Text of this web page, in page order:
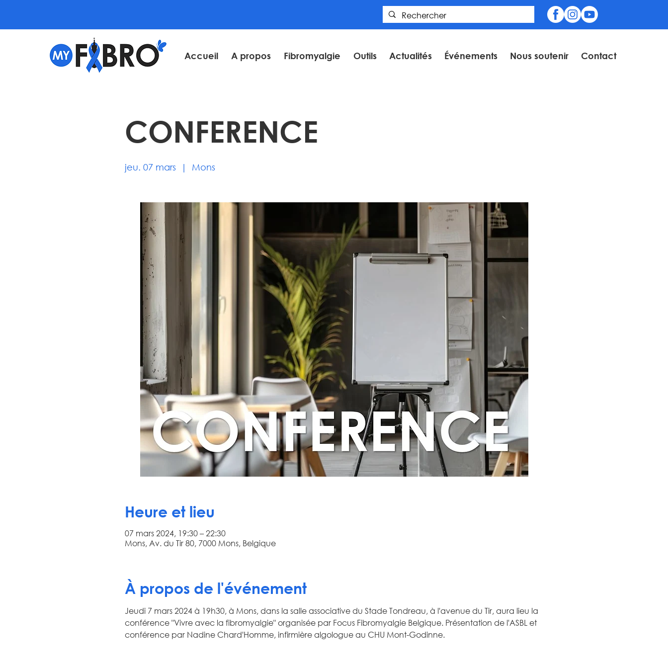
Accueil A propos Fibromyalgie Outils Actualités Événements Nous soutenir Contact
CONFERENCE
jeu. 07 mars
  |
Mons
Heure et lieu
07 mars 2024, 19:30 – 22:30
Mons, Av. du Tir 80, 7000 Mons, Belgique
À propos de l'événement
Jeudi 7 mars 2024 à 19h30, à Mons, dans la salle associative du Stade Tondreau, à l'avenue du Tir, aura lieu la
conférence "Vivre avec la fibromyalgie" organisée par Focus Fibromyalgie Belgique. Présentation de l'ASBL et
conférence par Nadine Chard'Homme, infirmière algologue au CHU Mont-Godinne.